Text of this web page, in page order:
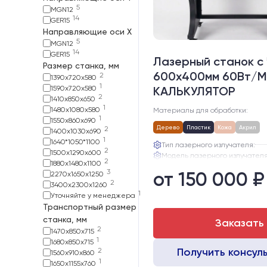
MGN12 5
GER15 14
Направляющие оси Х
MGN12 5
GER15 14
Размер станка, мм
1390х720х580 2
1590х720х580 1
1410х850х650 2
1480х1080х580 1
1550х860х690 1
1400x1030x690 2
1640*1050*1100 1
1500x1290x600 2
1880х1480х1100 2
2270х1650х1250 3
3400х2300х1260 2
Уточняйте у менеджера 1
Транспортный размер
станка, мм
1470х850х715 2
1680х850х715 1
1560х910х860 2
1650x1155x760 1
Лазерный станок c
600х400мм 60Вт/
КАЛЬКУЛЯТОР
Материалы для обработки:
Дерево Пластик Кожа Акрил
Тип лазерного излучателя:
Модель лазерного
Линза:
Зеркала:
от 150 000 ₽
Заказать
Получить